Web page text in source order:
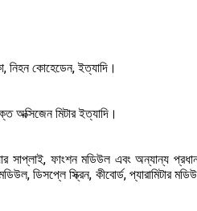
নিহন কোহেডেন, ইত্যাদি।
অক্সিজেন মিটার ইত্যাদি।
সাপ্লাই, ফাংশন মডিউল এবং অন্যান্য
ডিসপ্লে স্ক্রিন, কীবোর্ড, প্যারামিটার